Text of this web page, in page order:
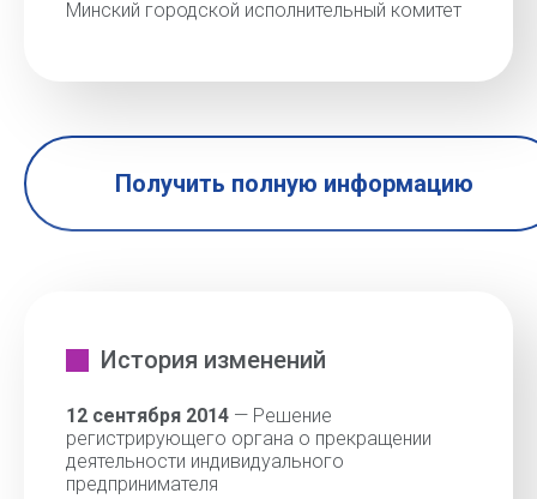
Минский городской исполнительный комитет
Получить полную информацию
История изменений
12 сентября 2014 — Решение
регистрирующего органа о прекращении
деятельности индивидуального
предпринимателя